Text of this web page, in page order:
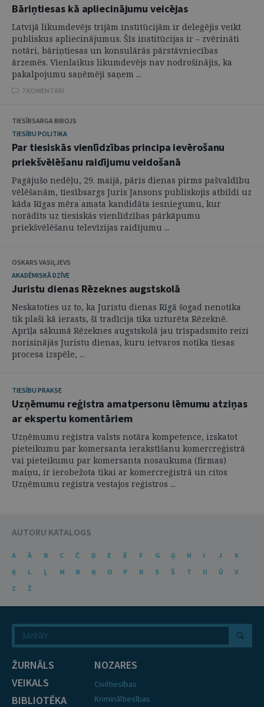
Bāriņtiesas kā apliecinājumu veicējas
Latvijā likumdevējs trijām institūcijām ir deleģējis veikt
publiskus apliecinājumus. Šīs institūcijas ir – zvērināti
notāri, bāriņtiesas un konsulārās pārstāvniecības
ārzemēs. Vienlaikus likumdevējs nav nodrošinājis, ka
pakalpojumu saņēmēji saņem ...
7 KOMENTĀRI
TIESĪBSARGA BIROJS
TIESĪBU POLITIKA
Par tiesiskās vienlīdzības principa ievērošanu
priekšvēlēšanu raidījumu veidošanā
Pagājušo nedēļu, 29. maijā, pāris dienas pirms pašvaldību
vēlēšanām, tiesībsargs Juris Jansons publiskojis atbildi uz
kāda Rīgas mēra amata kandidāta iesniegumu, kur
norādīts uz tiesiskās vienlīdzības pārkāpumu
priekšvēlēšanu televīzijas raidījumu ...
OSKARS VASIĻJEVS
AKADĒMISKĀ DZĪVE
Juristu dienas Rēzeknes augstskolā
Neskatoties uz to, ka Juristu dienas Rīgā šogad nenotika
tik plaši kā ierasts, šī tradīcija tika uzturēta Rēzeknē.
Aprīļa sākumā Rēzeknes augstskolā jau trīspadsmito reizi
norisinājās Juristu dienas, kuru ietvaros notika tiesas
procesa izspēle, ...
TIESĪBU PRAKSE
Uzņēmumu reģistra amatpersonu lēmumu atziņas
ar ekspertu komentāriem
Uzņēmumu reģistra valsts notāra kompetence, izskatot
pieteikumu par komersanta ierakstīšanu komercreģistrā
vai pieteikumu par komersanta nosaukuma (firmas)
maiņu, ir ierobežota tikai ar komercreģistrā un citos
Uzņēmumu reģistra vestajos reģistros ...
AUTORU KATALOGS
A Ā B C Č D E Ē F G Ģ H I J
K
Ķ
L Ļ M N Ņ O P R S Š T U Ū
V
Z
Ž
ŽURNĀLS
VEIKALS
BIBLIOTĒKA
NOZARES
Civiltiesības
Krimināltiesības